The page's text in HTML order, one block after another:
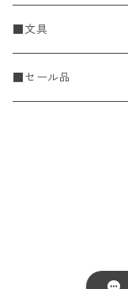
Fall & Winter
刺し子糸
刺し子ふきん・刺し子布
KIT
ニットツール
豆皿・小皿
中皿
調理道具
かや織ふきん
収納雑貨
小物・置物・民芸品
■文具
■セール品